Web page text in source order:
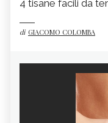
4 tisane facili da
di GIACOMO COLOMBA